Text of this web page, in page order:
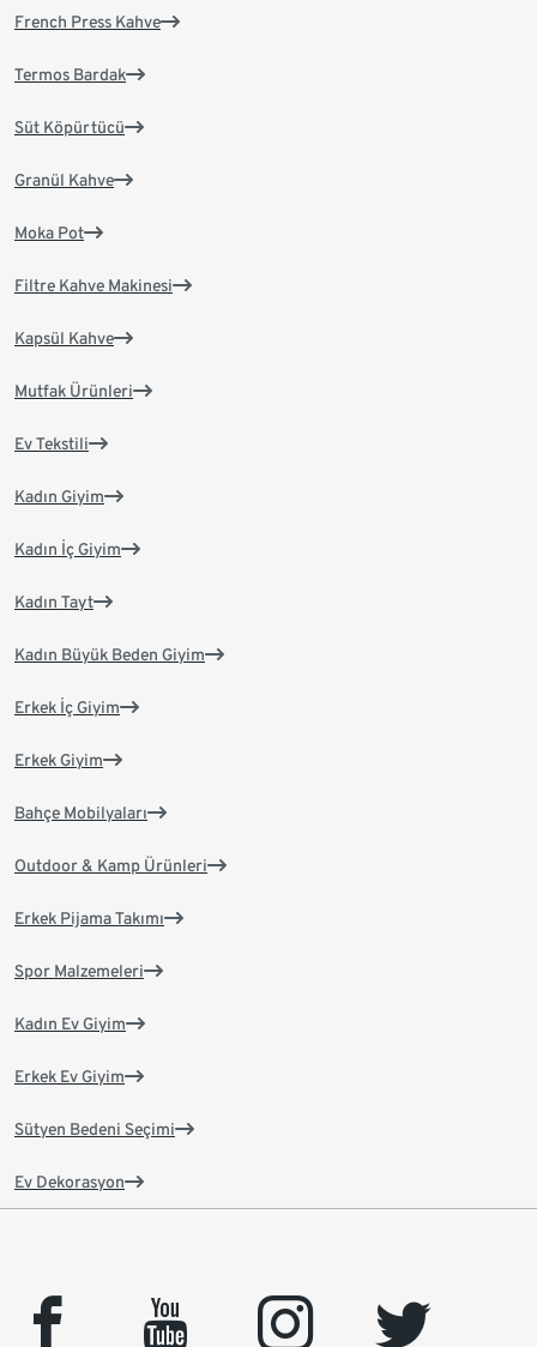
French Press Kahve
Termos Bardak
Süt Köpürtücü
Granül Kahve
Moka Pot
Filtre Kahve Makinesi
Kapsül Kahve
Mutfak Ürünleri
Ev Tekstili
Kadın Giyim
Kadın İç Giyim
Kadın Tayt
Kadın Büyük Beden Giyim
Erkek İç Giyim
Erkek Giyim
Bahçe Mobilyaları
Outdoor & Kamp Ürünleri
Erkek Pijama Takımı
Spor Malzemeleri
Kadın Ev Giyim
Erkek Ev Giyim
Sütyen Bedeni Seçimi
Ev Dekorasyon
facebook youtube instagram
twitter